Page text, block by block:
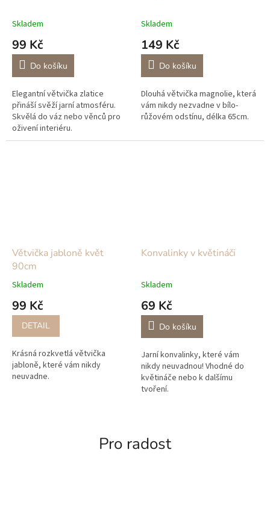
Skladem
99 Kč
Do košíku
Elegantní větvička zlatice
přináší svěží jarní atmosféru.
Skvělá do váz nebo věnců pro
oživení interiéru.
Skladem
149 Kč
Do košíku
Dlouhá větvička magnolie, která
vám nikdy nezvadne v bílo-
růžovém odstínu, délka 65cm.
Větvička jabloně květ
90cm
Skladem
99 Kč
DETAIL
Krásná rozkvetlá větvička
jabloně, které vám nikdy
neuvadne.
Konvalinky v květináči
Skladem
69 Kč
Do košíku
Jarní konvalinky, které vám
nikdy neuvadnou! Vhodné do
květináče nebo k dalšímu
tvoření.
Pro radost